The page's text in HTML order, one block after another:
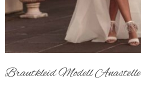
Brautkleid Modell Anastelle